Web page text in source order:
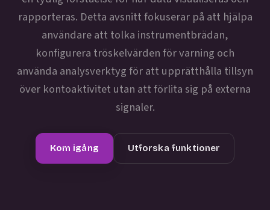
rapporteras. Detta avsnitt fokuserar på att hjälpa
användare att tolka instrumentbrädan,
konfigurera tröskelvärden för varning och
använda analysverktyg för att upprätthålla tillsyn
över kontoaktivitet utan att förlita sig på externa
signaler.
Kom igång Utforska funktioner